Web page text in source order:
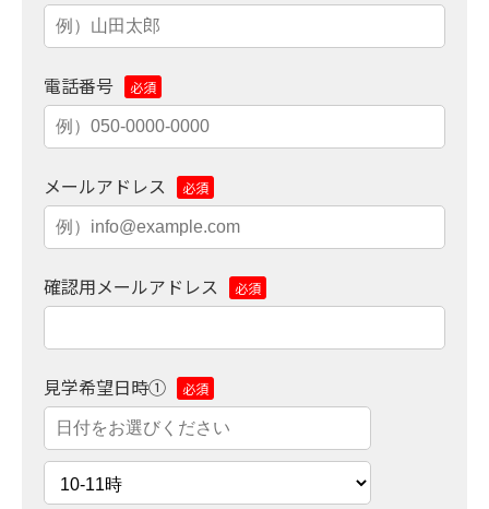
電話番号 必須
メールアドレス 必須
確認用メールアドレス 必須
見学希望日時① 必須